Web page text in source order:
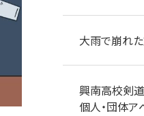
大雨で崩れ
興南高校剣
個人・団体ア